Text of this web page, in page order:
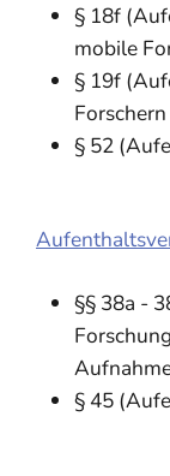
§ 18f
mobile
§ 19f
Forschern
§ 52
§§ 38a -
§ 45